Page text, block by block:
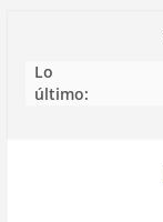
contenido
Lo
último: